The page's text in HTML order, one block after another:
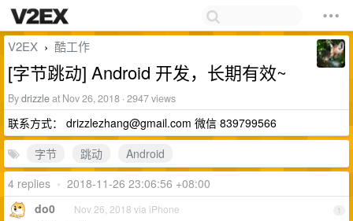
V2EX › 酷工作
[字节跳动] Android 开发，长期有效~
Bydrizzleat Nov 26, 2018 · 2947 views
联系方式： drizzlezhang@gmail.com 微信 839799566
字节
跳动
Android
4 replies • 2018-11-26 23:06:56 +08:00
1
do0 Nov 26, 2018 via iPhone